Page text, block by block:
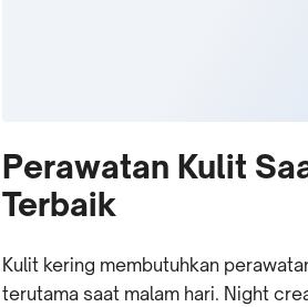
Perawatan Kulit
Terbaik
Kulit kering membutuhkan
terutama saat malam hari. Night